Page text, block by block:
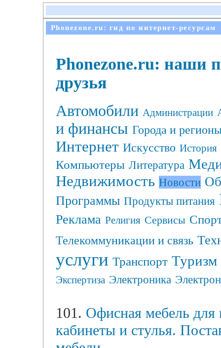
Phonezone.ru: гид по интернет-ресурсам
Phonezone.ru: наши
друзья
Автомобили Администрации
и финансы Города и
Интернет Искусство История
Компьютеры Литература
Недвижимость Новости
Программы Продукты питания
Реклама Религия Сервисы
Телекоммуникации и связь
услуги Транспорт Туризм
Экспертиза Электроника
101. Oфиcнaя мeбeль для
кабинеты и стулья.